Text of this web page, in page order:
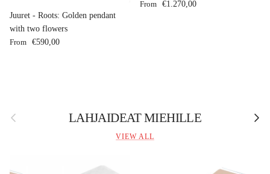
Juuret - Roots: Golden pendant
with two flowers
Regular price
From €590,00
Regular price
From €1.270,00
Previous LAHJAIDEAT MIEHILLE Next
VIEW ALL